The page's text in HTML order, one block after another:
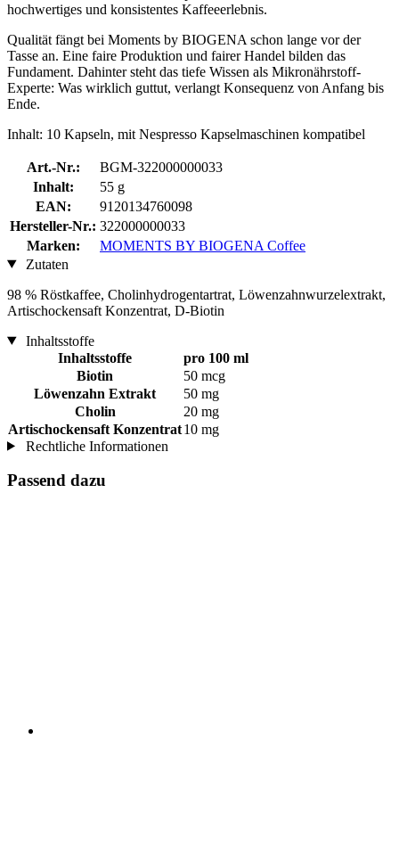
hochwertiges und konsistentes Kaffeeerlebnis.
Qualität fängt bei Moments by BIOGENA schon lange vor der
Tasse an. Eine faire Produktion und fairer Handel bilden das
Fundament. Dahinter steht das tiefe Wissen als Mikronährstoff-
Experte: Was wirklich guttut, verlangt Konsequenz von Anfang bis
Ende.
Inhalt: 10 Kapseln, mit Nespresso Kapselmaschinen kompatibel
Art.-Nr.:
BGM-322000000033
Inhalt:
55 g
EAN:
9120134760098
Hersteller-Nr.: 322000000033
Marken:
MOMENTS BY BIOGENA Coffee
Zutaten
98 % Röstkaffee, Cholinhydrogentartrat, Löwenzahnwurzelextrakt,
Artischockensaft Konzentrat, D‑Biotin
Inhaltsstoffe
Inhaltsstoffe
pro 100 ml
Biotin
50 mcg
Löwenzahn Extrakt
50 mg
Cholin
20 mg
Artischockensaft Konzentrat10 mg
Rechtliche Informationen
Passend dazu